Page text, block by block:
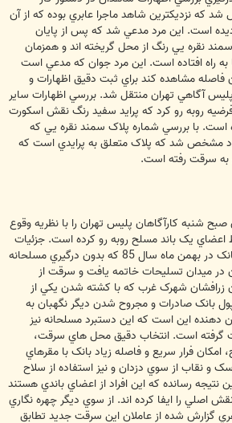
که نزديکترين شاهد ماجرا عابري بوده که از آن
است. اين مرد مدعي شد که پس از پايان
نقره يي رنگ از محل گريخته اند و همزمان
به راه افتاده است. اين مرد جوان که مدعي است
فاصله مشاهده کند براي ثبت دقيق اظهارات و
آگاهي تهران منتقل شد. بررسي اظهارات ساير
روبه رو کرد که پرايد سفيد رنگ نقش اسکورت
است. با بررسي شماره پلاک سمند نقره يي که
مشخص شد که پلاک متعلق به پرايدي است که
سرقت رفته است.
شنبه کارآگاهان پليس تهران را با نظريه وقوع
يک باند مسلح روبه رو کرده است. جزئيات
سرقت خودروي حامل پول بانک در بهمن ماه سال 85 که بدون درگيري مسلحانه
تومان در ميدان تسليحات خاتمه يافت و سرقت از
زرافشان شهرک غرب که با کشته شدن يکي از
بانک صادرات و مجروح شدن ديگر نگهبان به
اين است که اين دستبرد مسلحانه نيز
گرفته است. انتخاب دقيق محل هاي سرقت،
فرار سريع و فاصله زياد بانک با مقرهاي
و نقاب از سوي دزدان و نيز استفاده از سلاح
نتيجه رسانده که اين افراد از اعضاي باندي هستند
اصلي را ايفا کرده اند. از سوي ديگر چهره نگاري
شده از عاملان اين سرقت جديد تطابق